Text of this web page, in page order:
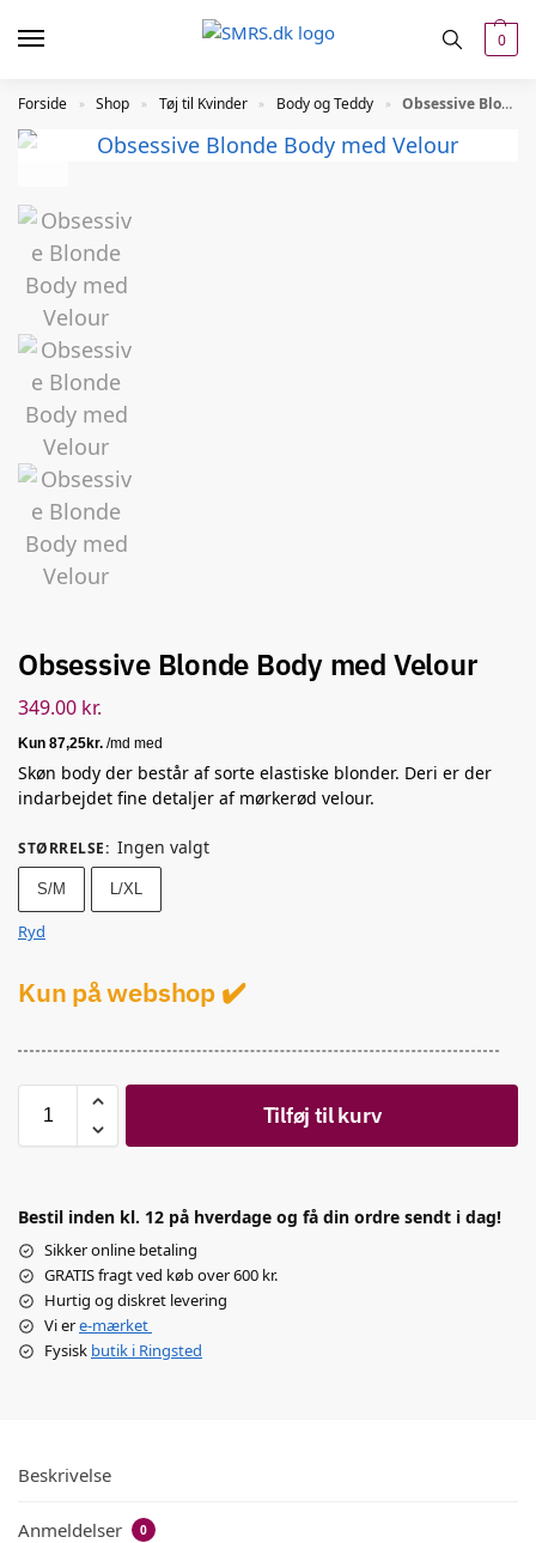
0
Forside » Shop » Tøj til Kvinder » Body og Teddy » Obsessive Blonde Body med Velour
Obsessive Blonde Body med Velour
349.00 kr.
Skøn body der består af sorte elastiske blonder. Deri er der
indarbejdet fine detaljer af mørkerød velour.
STØRRELSE: Ingen valgt
S/M L/XL
Ryd
Kun på webshop ✔️
Tilføj til kurv
Bestil inden kl. 12 på hverdage og få din ordre sendt i dag!
Sikker online betaling
GRATIS fragt ved køb over 600 kr.
Hurtig og diskret levering
Vi ere-mærket
Fysisk butik i Ringsted
Beskrivelse
Anmeldelser 0